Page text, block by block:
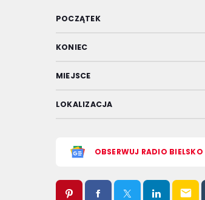
POCZĄTEK
KONIEC
MIEJSCE
LOKALIZACJA
OBSERWUJ RADIO
email